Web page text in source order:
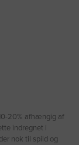
20% afhængig af
indregnet i
nok til spild og